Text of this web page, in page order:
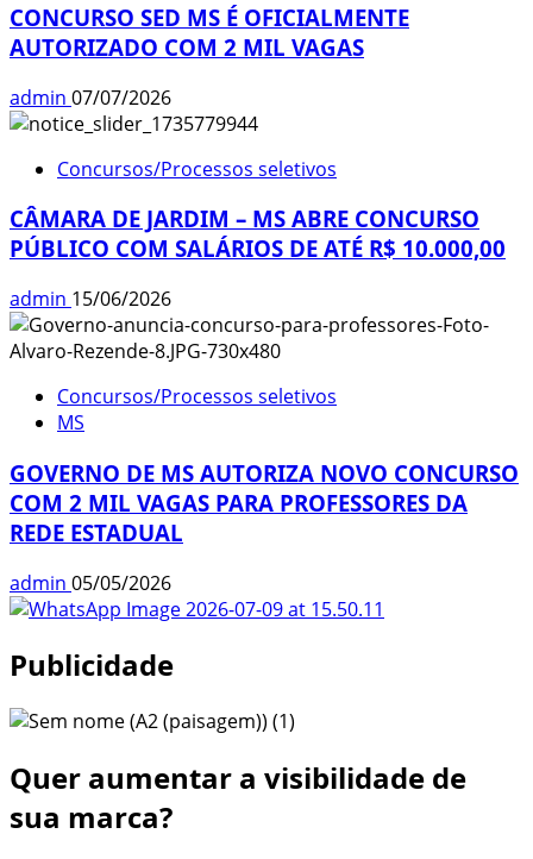
CONCURSO SED MS É OFICIALMENTE
AUTORIZADO COM 2 MIL VAGAS
admin 07/07/2026
Concursos/Processos seletivos
CÂMARA DE JARDIM – MS ABRE CONCURSO
PÚBLICO COM SALÁRIOS DE ATÉ R$ 10.000,00
admin 15/06/2026
Concursos/Processos seletivos
MS
GOVERNO DE MS AUTORIZA NOVO CONCURSO
COM 2 MIL VAGAS PARA PROFESSORES DA
REDE ESTADUAL
admin 05/05/2026
Publicidade
Quer aumentar a visibilidade de
sua marca?